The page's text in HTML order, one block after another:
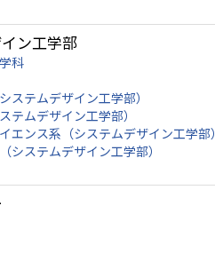
ン工学部
科
ステムデザイン工学部）
テムデザイン工学部）
エンス系（システムデザイン工学部）
システムデザイン工学部）